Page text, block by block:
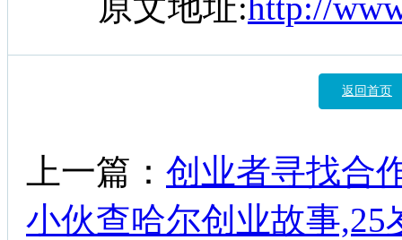
返回首页
上一篇： 创业者寻找合
小伙查哈尔创业故事,25